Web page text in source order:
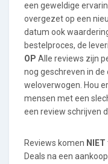
een geweldige
overgezet op een
datum ook
bestelproces, de
OP Alle reviews zijn
nog geschreven in
weloverwogen. Hou
mensen met een
een review schrijven
Reviews komen NIET
Deals na een